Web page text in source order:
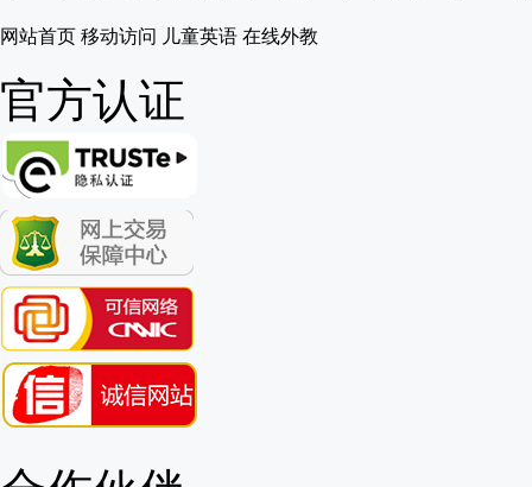
网站首页 移动访问 儿童英语 在线外教
官方认证